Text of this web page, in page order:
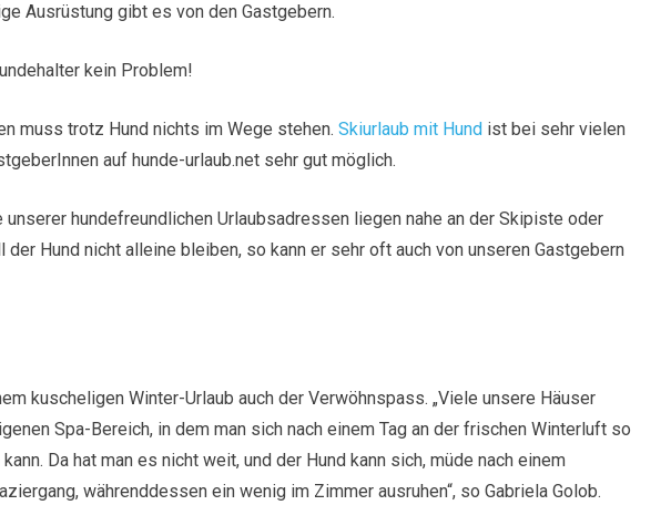
Ausrüstung gibt es von den Gastgebern.
kein Problem!
muss trotz Hund nichts im Wege stehen. Skiurlaub mit Hund ist bei sehr vielen
auf hunde-urlaub.net sehr gut möglich.
unserer hundefreundlichen Urlaubsadressen liegen nahe an der Skipiste oder
der Hund nicht alleine bleiben, so kann er sehr oft auch von unseren Gastgebern
kuscheligen Winter-Urlaub auch der Verwöhnspass. „Viele unsere Häuser
Spa-Bereich, in dem man sich nach einem Tag an der frischen Winterluft so
Da hat man es nicht weit, und der Hund kann sich, müde nach einem
währenddessen ein wenig im Zimmer ausruhen“, so Gabriela Golob.